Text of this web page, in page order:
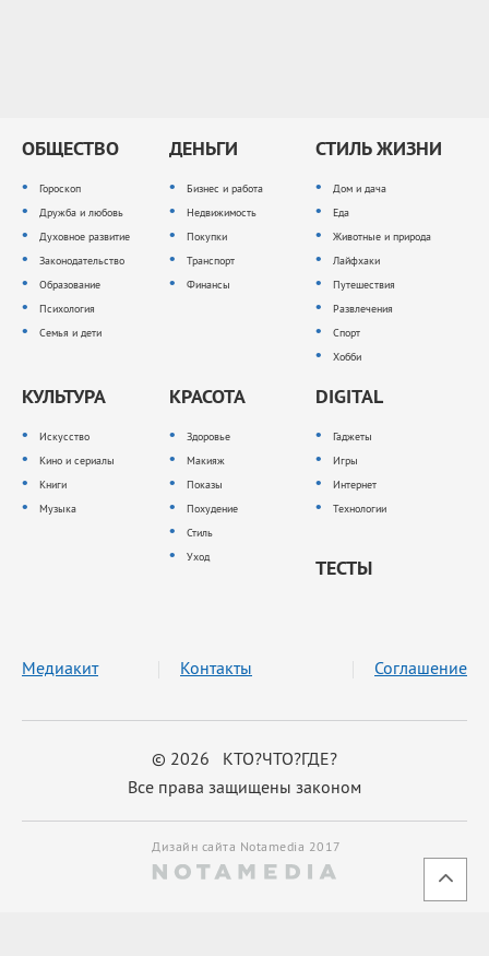
ОБЩЕСТВО
Гороскоп
Дружба и любовь
Духовное развитие
Законодательство
Образование
Психология
Семья и дети
ДЕНЬГИ
Бизнес и работа
Недвижимость
Покупки
Транспорт
Финансы
СТИЛЬ ЖИЗНИ
Дом и дача
Еда
Животные и природа
Лайфхаки
Путешествия
Развлечения
Спорт
Хобби
КУЛЬТУРА
Искусство
Кино и сериалы
Книги
Музыка
КРАСОТА
Здоровье
Макияж
Показы
Похудение
Стиль
Уход
DIGITAL
Гаджеты
Игры
Интернет
Технологии
ТЕСТЫ
© 2026 КТО?ЧТО?ГДЕ?
Все права защищены законом
Медиакит Контакты Соглашение
Дизайн сайта Notamedia 2017